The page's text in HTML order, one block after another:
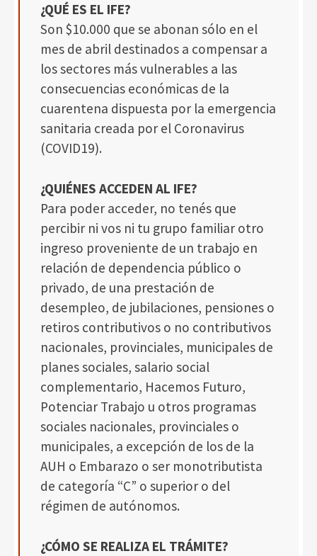
¿QUÉ ES EL IFE?
Son $10.000 que se abonan sólo en el
mes de abril destinados a compensar a
los sectores más vulnerables a las
consecuencias económicas de la
cuarentena dispuesta por la emergencia
sanitaria creada por el Coronavirus
(COVID19).
¿QUIÉNES ACCEDEN AL IFE?
Para poder acceder, no tenés que
percibir ni vos ni tu grupo familiar otro
ingreso proveniente de un trabajo en
relación de dependencia público o
privado, de una prestación de
desempleo, de jubilaciones, pensiones o
retiros contributivos o no contributivos
nacionales, provinciales, municipales de
planes sociales, salario social
complementario, Hacemos Futuro,
Potenciar Trabajo u otros programas
sociales nacionales, provinciales o
municipales, a excepción de los de la
AUH o Embarazo o ser monotributista
de categoría “C” o superior o del
régimen de autónomos.
¿CÓMO SE REALIZA EL TRÁMITE?